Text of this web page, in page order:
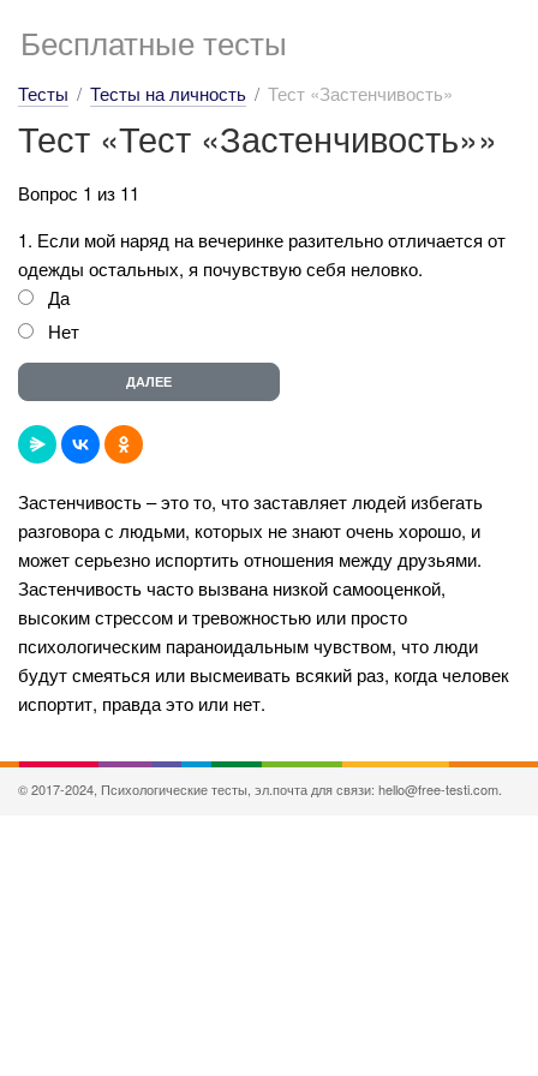
Бесплатные тесты
Тесты Тесты на личность Тест «Застенчивость»
Тест «Тест «Застенчивость»»
Вопрос 1 из 11
1. Если мой наряд на вечеринке разительно отличается от
одежды остальных, я почувствую себя неловко.
Да
Нет
Застенчивость – это то, что заставляет людей избегать
разговора с людьми, которых не знают очень хорошо, и
может серьезно испортить отношения между друзьями.
Застенчивость часто вызвана низкой самооценкой,
высоким стрессом и тревожностью или просто
психологическим параноидальным чувством, что люди
будут смеяться или высмеивать всякий раз, когда человек
испортит, правда это или нет.
© 2017-2024, Психологические тесты, эл.почта для связи: hello@free-testi.com.